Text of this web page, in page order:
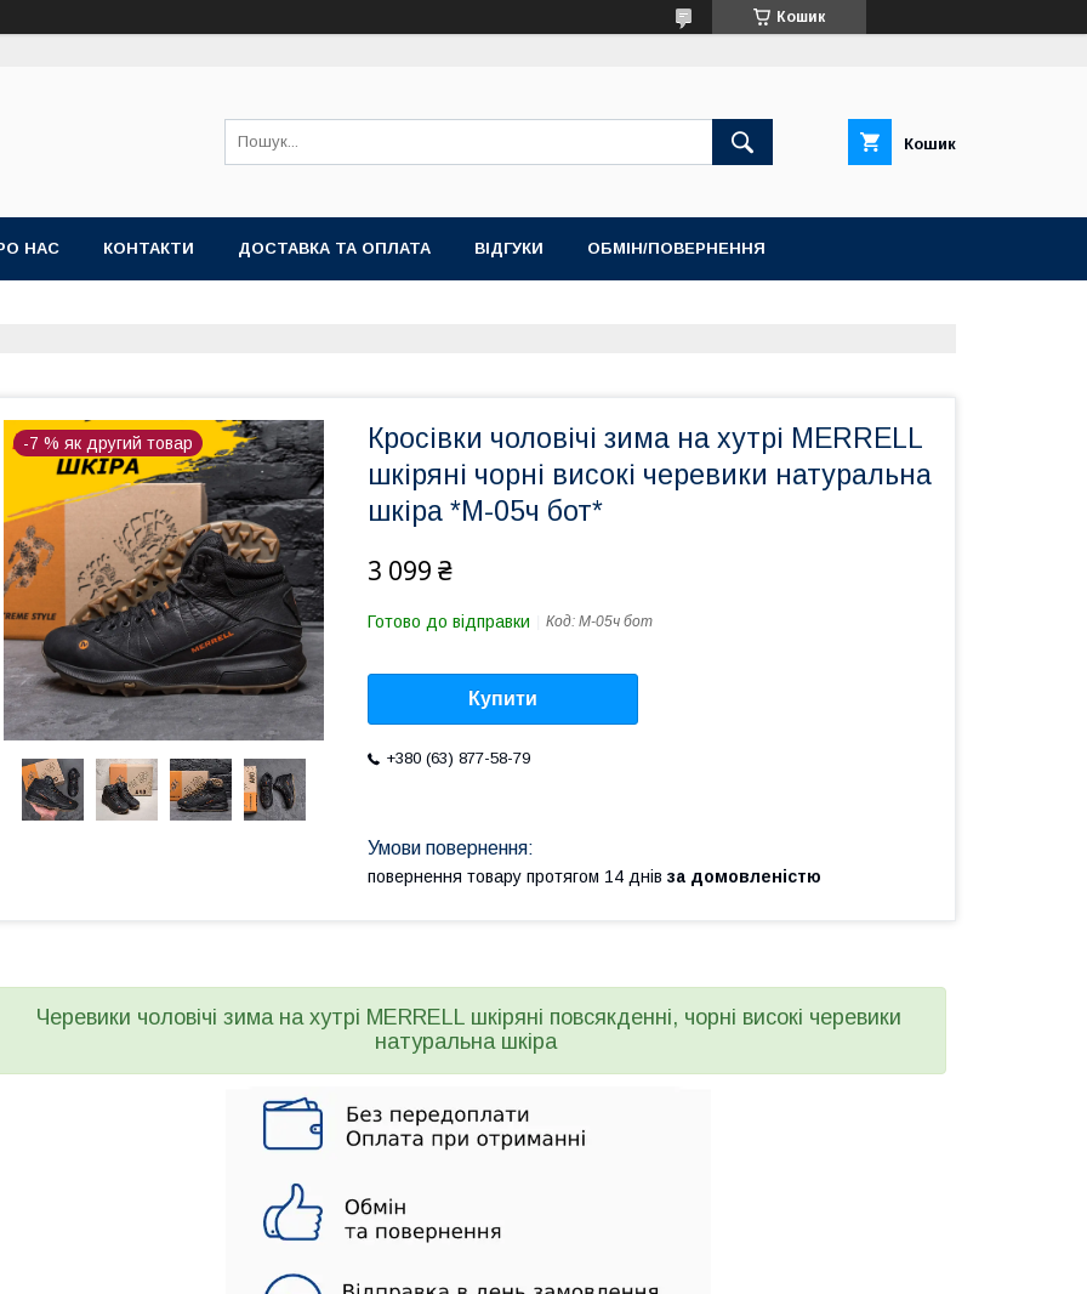
Кошик
Кошик
НАС КОНТАКТИ ДОСТАВКА ТА ОПЛАТА ВІДГУКИ ОБМІН/ПОВЕРНЕННЯ
-7 % як другий товар
Кросівки чоловічі зима на хутрі MERRELL
шкіряні чорні високі черевики натуральна
шкіра *М-05ч бот*
3 099 ₴
Готово до відправки Код: М-05ч бот
Купити
+380 (63) 877-58-79
повернення товару протягом 14 днів за домовленістю
Черевики чоловічі зима на хутрі MERRELL шкіряні повсякденні, чорні високі черевики
натуральна шкіра